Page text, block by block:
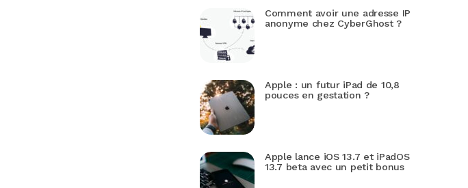
Comment avoir une adresse IP
anonyme chez CyberGhost ?
Apple : un futur iPad de 10,8
pouces en gestation ?
Apple lance iOS 13.7 et iPadOS
13.7 beta avec un petit bonus